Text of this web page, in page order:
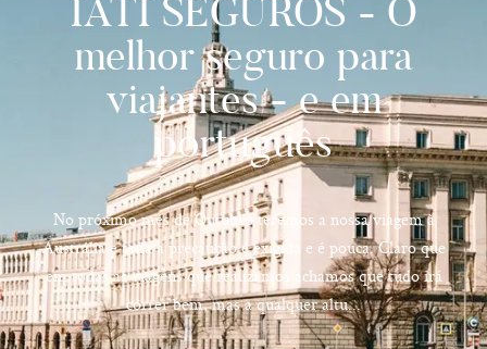
IATI SEGUROS - O
melhor seguro para
viajantes - e em
português
No próximo mês de Outubro teremos a nossa viagem à
Austrália e toda a precaução é exigida e é pouca. Claro que
em todas as viagens que realizamos achamos que tudo irá
correr bem, mas a qualquer altu...
Contact
hello@pedrofilipefotografia.pt